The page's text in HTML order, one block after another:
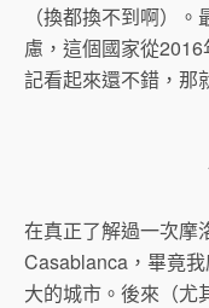
（換都換不到啊）
慮，這個國家從
記看起來還不錯，那
在真正了解過一次摩
Casablanca，畢竟
大的城市。後來（尤